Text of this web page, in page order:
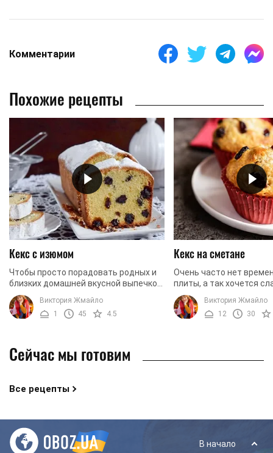
Комментарии
Похожие рецепты
Кекс с изюмом
Чтобы просто порадовать родных и
близких домашней вкусной выпечкой,
приготовьте кекс с изюмом. Такой
кекс всегда получается очень
милым, вкусным и ...
Виктория Жмайло
1
45 4.5
Кекс на сметане
Очень часто нет
плиты, а так хочется
домашнего.
кекс на сметане. Для
требуется ...
Виктория Жмайло
12
30
Сейчас мы готовим
Все рецепты
В начало